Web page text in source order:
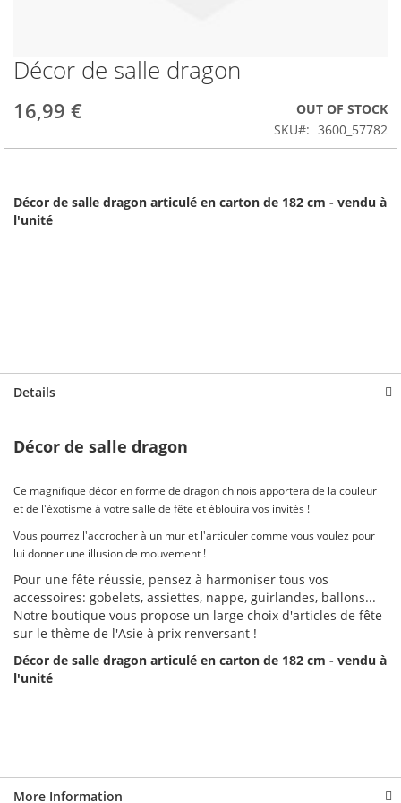
Skip
to
the
beginning
Décor de salle dragon
16,99 €
OUT OF STOCK
SKU
3600_57782
Décor de salle dragon articulé en carton de 182 cm - vendu à
l'unité
Details
Décor de salle dragon
Ce magnifique décor en forme de dragon chinois apportera de la couleur
et de l'éxotisme à votre salle de fête et éblouira vos invités !
Vous pourrez l'accrocher à un mur et l'articuler comme vous voulez pour
lui donner une illusion de mouvement !
Pour une fête réussie, pensez à harmoniser tous vos
accessoires: gobelets, assiettes, nappe, guirlandes, ballons...
Notre boutique vous propose un large choix d'articles de fête
sur le thème de l'Asie à prix renversant !
Décor de salle dragon articulé en carton de 182 cm - vendu à
l'unité
More Information